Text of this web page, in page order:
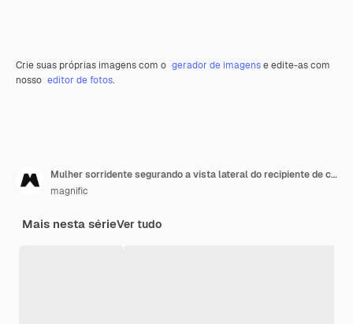
Crie suas próprias imagens com o gerador de imagense edite-as com
nosso editor de fotos.
Mulher sorridente segurando a vista lateral do recipiente de creme
magnific
Mais nesta sérieVer tudo